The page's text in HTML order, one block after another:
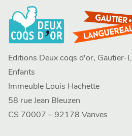
Editions Deux coqs d'or, Gautier-
Enfants
Immeuble Louis Hachette
58 rue Jean Bleuzen
CS 70007 – 92178 Vanves